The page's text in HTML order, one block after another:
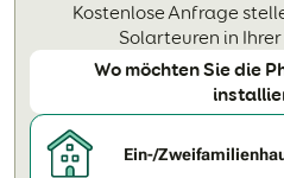
Kostenlose Anfrage
Solarteuren in
Wo möchten Sie die
Ein-/